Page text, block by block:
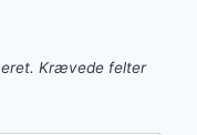
Krævede felter